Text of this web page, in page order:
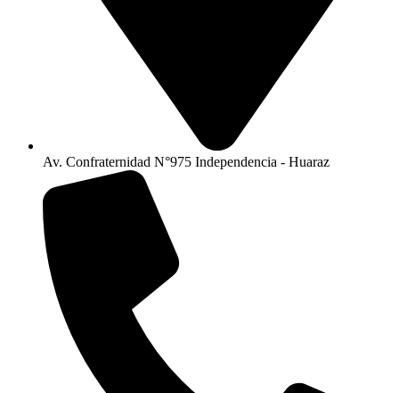
Av. Confraternidad N°975 Independencia - Huaraz